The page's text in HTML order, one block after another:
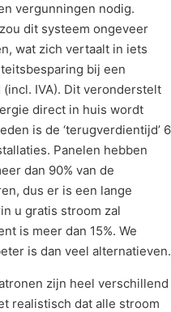
vergunningen nodig.
dit systeem ongeveer
wat zich vertaalt in iets
bij een
IVA). Dit veronderstelt
direct in huis wordt
is de ‘terugverdientijd’ 6
Panelen hebben
dan 90% van de
dus er is een lange
u gratis stroom zal
is meer dan 15%. We
is dan veel alternatieven.
zijn heel verschillend
realistisch dat alle stroom